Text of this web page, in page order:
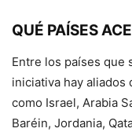
QUÉ PAÍSES
Entre los países que
iniciativa hay aliados
como Israel, Arabia
Baréin, Jordania,